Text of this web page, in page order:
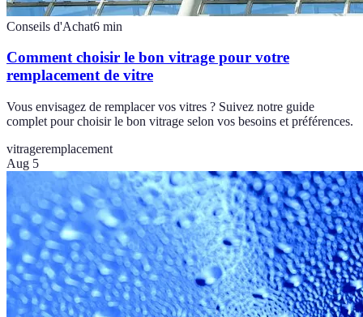
Conseils d'Achat6 min
Comment choisir le bon vitrage pour votre
remplacement de vitre
Vous envisagez de remplacer vos vitres ? Suivez notre guide
complet pour choisir le bon vitrage selon vos besoins et préférences.
vitrageremplacement
Aug 5